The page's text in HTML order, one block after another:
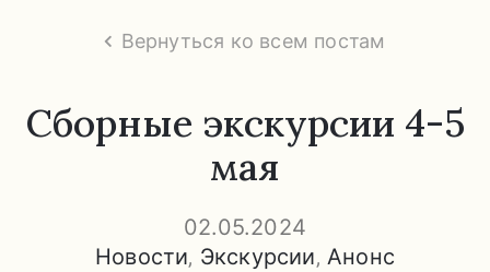
экскурсии
Прейскурант
Вернуться ко всем постам
Сборные экскурсии 4-5
мая
02.05.2024
Новости‚ Экскурсии‚Анонс